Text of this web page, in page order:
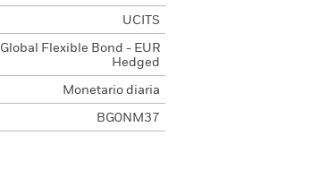
UCITS
Global Flexible Bond - EUR
Hedged
Monetario diaria
BG0NM37